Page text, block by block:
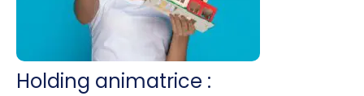
Holding animatrice :